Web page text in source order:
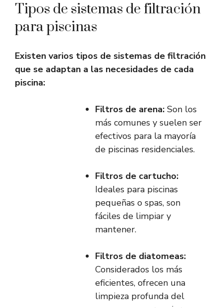
Tipos de sistemas de filtración
para piscinas
Existen varios tipos de sistemas de filtración
que se adaptan a las necesidades de cada
piscina:
Filtros de arena: Son los
más comunes y suelen ser
efectivos para la mayoría
de piscinas residenciales.
Filtros de cartucho:
Ideales para piscinas
pequeñas o spas, son
fáciles de limpiar y
mantener.
Filtros de diatomeas:
Considerados los más
eficientes, ofrecen una
limpieza profunda del